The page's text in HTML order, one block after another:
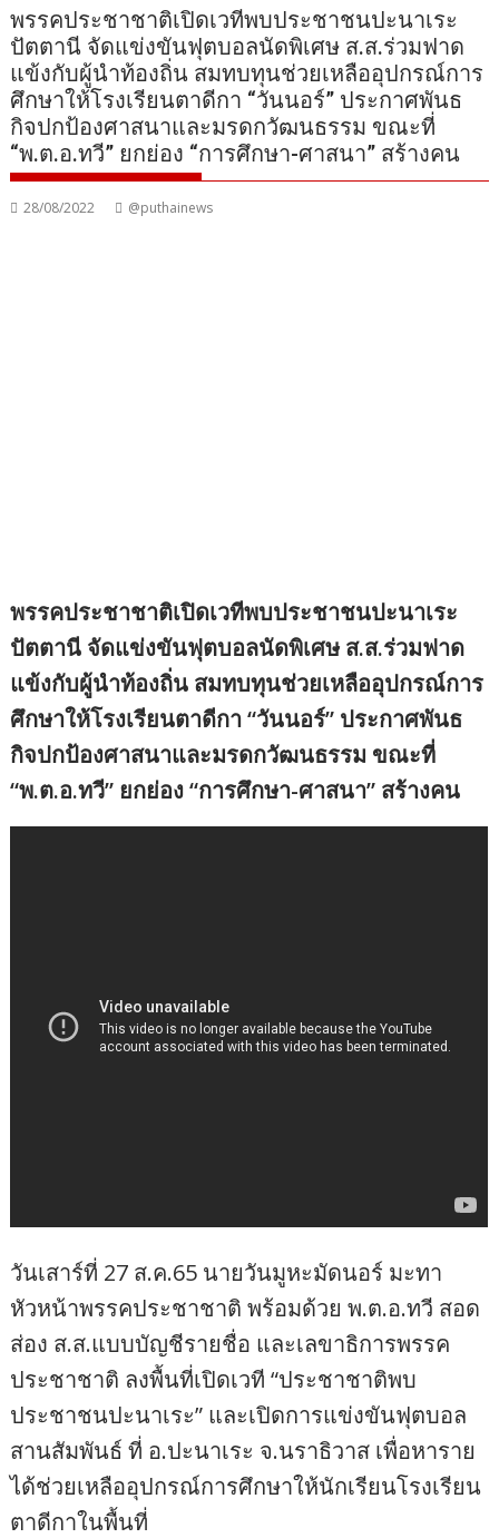
พรรคประชาชาติเปิดเวทีพบประชาชนปะนาเระ
ปัตตานี จัดแข่งขันฟุตบอลนัดพิเศษ ส.ส.ร่วมฟาด
แข้งกับผู้นำท้องถิ่น สมทบทุนช่วยเหลืออุปกรณ์การ
ศึกษาให้โรงเรียนตาดีกา “วันนอร์” ประกาศพันธ
กิจปกป้องศาสนาและมรดกวัฒนธรรม ขณะที่
“พ.ต.อ.ทวี” ยกย่อง “การศึกษา-ศาสนา” สร้างคน
28/08/2022 @puthainews
พรรคประชาชาติเปิดเวทีพบประชาชนปะนาเระ
ปัตตานี จัดแข่งขันฟุตบอลนัดพิเศษ ส.ส.ร่วมฟาด
แข้งกับผู้นำท้องถิ่น สมทบทุนช่วยเหลืออุปกรณ์การ
ศึกษาให้โรงเรียนตาดีกา “วันนอร์” ประกาศพันธ
กิจปกป้องศาสนาและมรดกวัฒนธรรม ขณะที่
“พ.ต.อ.ทวี” ยกย่อง “การศึกษา-ศาสนา” สร้างคน
วันเสาร์ที่ 27 ส.ค.65 นายวันมูหะมัดนอร์ มะทา
หัวหน้าพรรคประชาชาติ พร้อมด้วย พ.ต.อ.ทวี สอด
ส่อง ส.ส.แบบบัญชีรายชื่อ และเลขาธิการพรรค
ประชาชาติ ลงพื้นที่เปิดเวที “ประชาชาติพบ
ประชาชนปะนาเระ” และเปิดการแข่งขันฟุตบอล
สานสัมพันธ์ ที่ อ.ปะนาเระ จ.นราธิวาส เพื่อหาราย
ได้ช่วยเหลืออุปกรณ์การศึกษาให้นักเรียนโรงเรียน
ตาดีกาในพื้นที่